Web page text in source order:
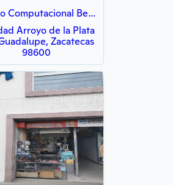
Centro Computacional Begonia
Arroyo de la Plata
Zacatecas
98600